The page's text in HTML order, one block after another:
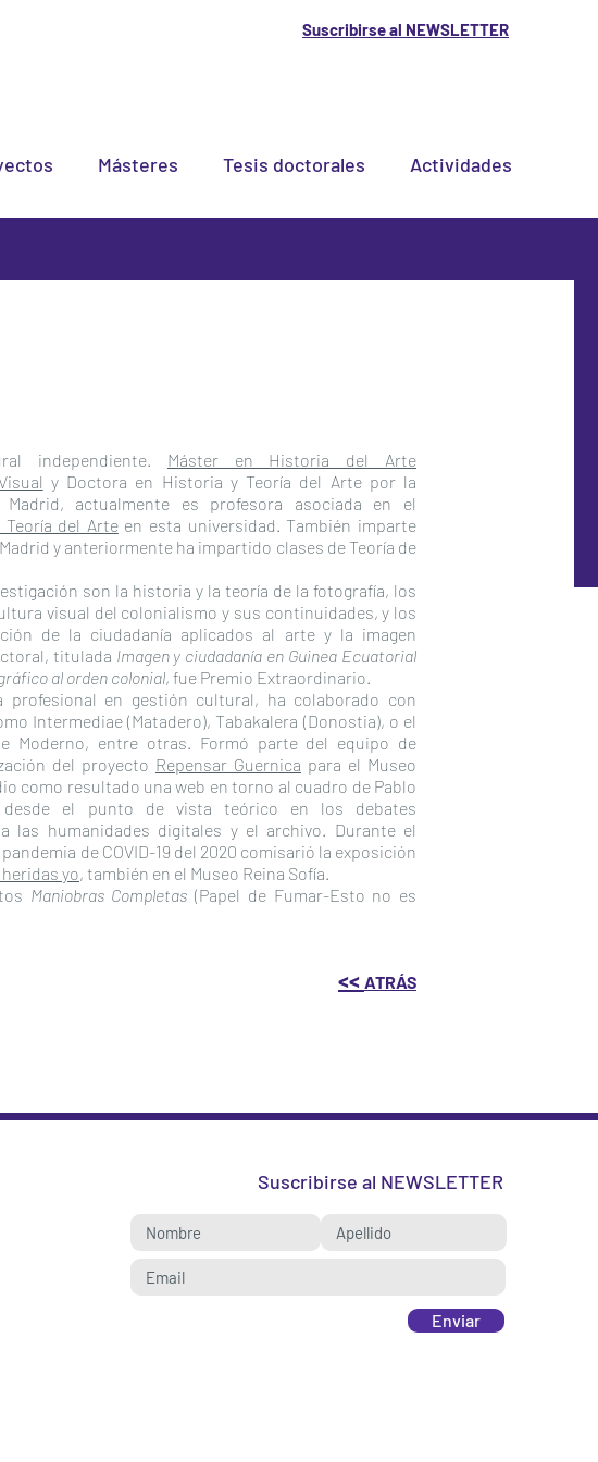
Suscribirse al NEWSLETTER
Másteres Tesis doctorales Actividades
independiente. Máster en Historia del Arte
y Doctora en Historia y Teoría del Arte por la
Madrid, actualmente es profesora asociada en el
del Arteen esta universidad. También imparte
y anteriormente ha impartido clases de Teoría de
son la historia y la teoría de la fotografía, los
visual del colonialismo y sus continuidades, y los
de la ciudadanía aplicados al arte y la imagen
titulada Imagen y ciudadanía en Guinea Ecuatorial
al orden colonial, fue Premio Extraordinario.
en gestión cultural, ha colaborado con
Intermediae (Matadero), Tabakalera (Donostia), o el
Moderno, entre otras. Formó parte del equipo de
del proyecto Repensar Guernica para el Museo
como resultado una web en torno al cuadro de Pablo
desde el punto de vista teórico en los debates
las humanidades digitales y el archivo. Durante el
de COVID-19 del 2020 comisarió la exposición
yo, también en el Museo Reina Sofía.
Maniobras Completas (Papel de Fumar-Esto no es
<< ATRÁS
Suscribirse al NEWSLETTER
Enviar